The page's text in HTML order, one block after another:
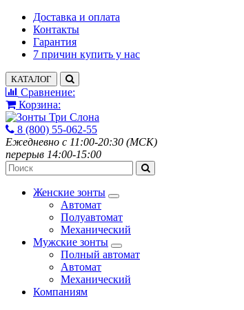
Доставка и оплата
Контакты
Гарантия
7 причин купить у нас
КАТАЛОГ
Сравнение:
Корзина:
8 (800) 55-062-55
Ежедневно с 11:00-20:30 (МСК)
перерыв 14:00-15:00
Женские зонты
Автомат
Полуавтомат
Механический
Мужские зонты
Полный автомат
Автомат
Механический
Компаниям